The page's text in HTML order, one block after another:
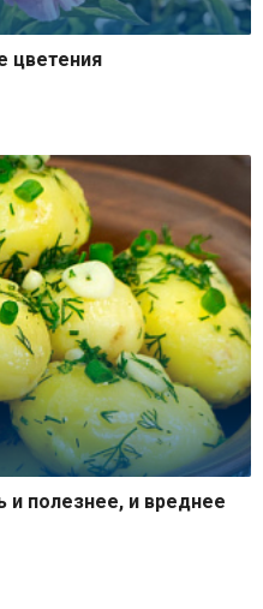
цветения
полезнее, и вреднее